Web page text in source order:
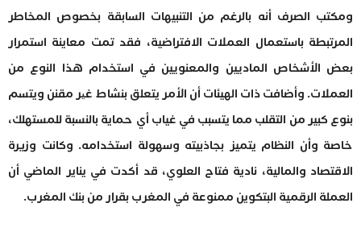
ومكتب الصرف أنه بالرغم من التنبيهات السابقة بخصوص المخاطر
المرتبطة باستعمال العملات الافتراضية، فقد تمت معاينة استمرار
بعض الأشخاص الماديين والمعنويين في استخدام هذا النوع من
العملات. وأضافت ذات الهيئات أن الأمر يتعلق بنشاط غیر مقنن ويتسم
بنوع كبير من التقلب مما يتسبب في غياب أي حماية بالنسبة للمستهلك،
خاصة وأن النظام يتميز بجاذبيته وسهولة استخدامه. وكانت وزيرة
الاقتصاد والمالية، نادية فتاح العلوي، قد أكدت في يناير الماضي أن
العملة الرقمية البتكوين ممنوعة في المغرب بقرار من بنك المغرب.